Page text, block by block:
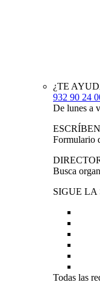
¿TE
932 90 24
De lunes a
Formulario
Busca
SIGUE
Todas las